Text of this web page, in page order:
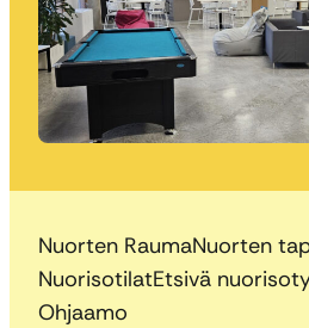
Nuorten RaumaNuorten
NuorisotilatEtsivä
Ohjaamo